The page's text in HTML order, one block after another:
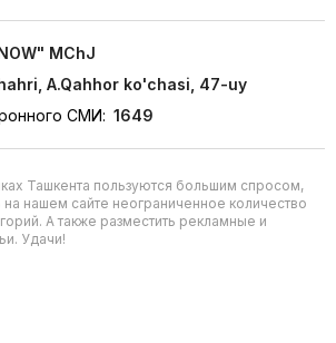
MChJ
A.Qahhor ko'chasi, 47-uy
СМИ: 1649
Ташкента пользуются большим спросом,
нашем сайте неограниченное количество
А также разместить рекламные и
Удачи!